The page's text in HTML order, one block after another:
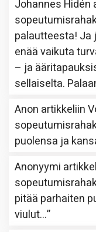
Johannes Hidén
palautteesta! Ja
enää vaikuta
– ja
sellaiselta.
Anon artikkeliin
puolensa ja
Anonyymi
pitää parhaiten
viulut…”